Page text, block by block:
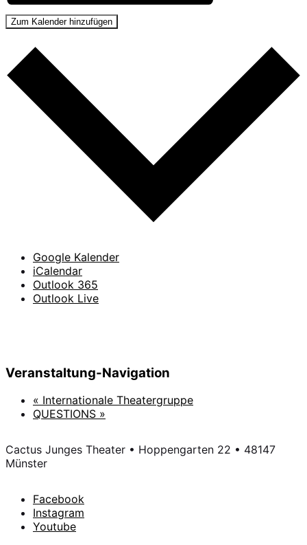
Zum Kalender hinzufügen
Google Kalender
iCalendar
Outlook 365
Outlook Live
Veranstaltung-Navigation
« Internationale Theatergruppe
QUESTIONS »
Cactus Junges Theater • Hoppengarten 22 • 48147
Münster
Facebook
Instagram
Youtube